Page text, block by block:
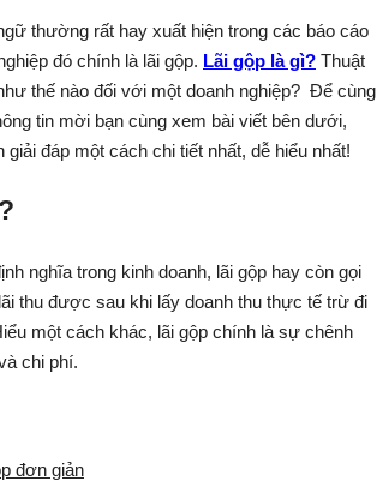
thường rất hay xuất hiện trong các báo cáo
đó chính là lãi gộp. Lãi gộp là gì? Thuật
thế nào đối với một doanh nghiệp? Để cùng
tin mời bạn cùng xem bài viết bên dưới,
giải đáp một cách chi tiết nhất, dễ hiểu nhất!
nghĩa trong kinh doanh, lãi gộp hay còn gọi
thu được sau khi lấy doanh thu thực tế trừ đi
một cách khác, lãi gộp chính là sự chênh
chi phí.
đơn giản